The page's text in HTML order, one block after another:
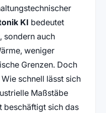
KI bedeutet
sondern auch
weniger
Grenzen. Doch
schnell lässt sich
Maßstäbe
beschäftigt sich das